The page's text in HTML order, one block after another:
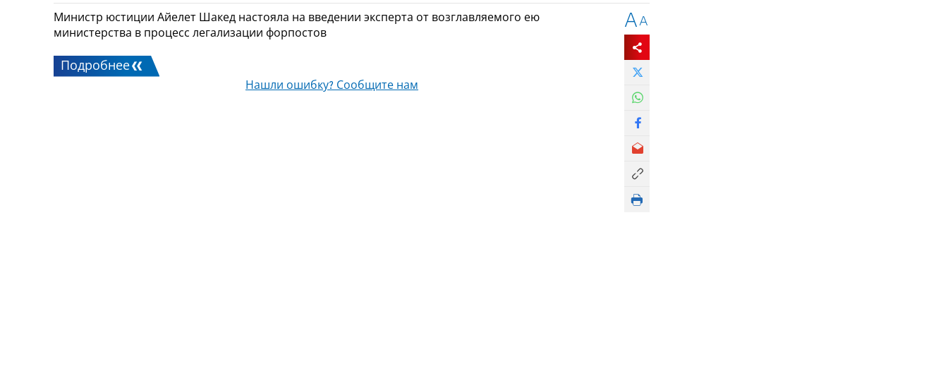
Министр юстиции Айелет Шакед настояла на введении эксперта от возглавляемого ею
министерства в процесс легализации форпостов
Подробнее
Нашли ошибку? Сообщите нам
A A